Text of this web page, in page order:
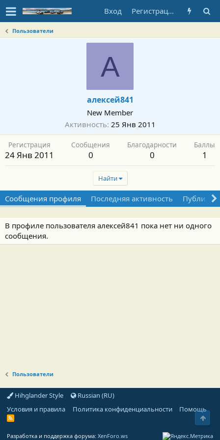
Вход Регистрация
Пользователи
А
алексей841
New Member
Активность 25 Янв 2011
Регистрация
24 Янв 2011
Сообщения
0
Благодарности
0
Баллы
1
Найти
Сообщения профиля Последняя активность
В профиле пользователя алексей841 пока нет ни одного
сообщения.
Пользователи
Hihglander Style
Russian (RU)
Условия и правила
Политика конфиденциальности Помощь
R
Разработка и поддержка форума: XenForo.ws